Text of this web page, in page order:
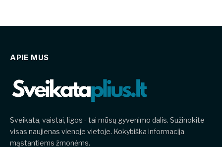
APIE MUS
Sveikata, vaistai, ligos - tai mūsų gyvenimo dalis. Sužinokite
visas naujienas vienoje vietoje. Kokybiška informacija
mąstantiems žmonėms.